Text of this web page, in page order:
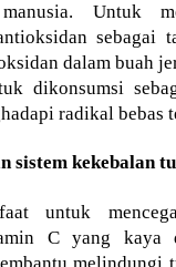
Untuk
sebagai
dalam buah
dikonsumsi
radikal bebas
sistem kekebalan
untuk
C yang kaya